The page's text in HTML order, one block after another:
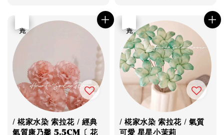
/ 椛家水染 索拉花 / 經典
氣質康乃馨 5.5CM〔 花
/ 椛家水染 索拉花 / 氣質
可愛 星星小茉莉